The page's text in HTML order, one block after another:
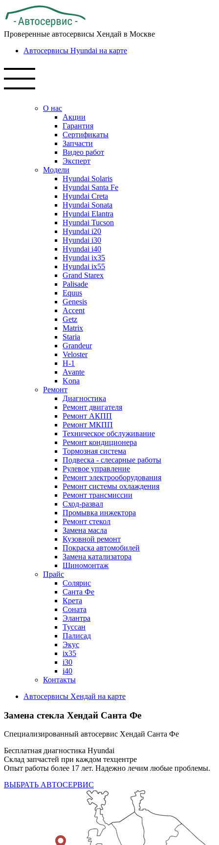
Проверенные автосервисы Хендай в Москве
Автосервисы Hyundai на карте
О нас
Акции
Гарантия
Сертификаты
Запчасти
Видео работ
Эксперт
Модели
Hyundai Solaris
Hyundai Santa Fe
Hyundai Creta
Hyundai Sonata
Hyundai Elantra
Hyundai Tucson
Hyundai i20
Hyundai i30
Hyundai i40
Hyundai ix35
Hyundai ix55
Grand Starex
Palisade
Equus
Genesis
Accent
Getz
Matrix
Staria
Grandeur
Veloster
H-1
Avante
Kona
Ремонт
Диагностика
Ремонт двигателя
Ремонт АКПП
Ремонт МКПП
Техническое обслуживание
Ремонт кондиционера
Тормозная система
Подвеска - слесарные работы
Рулевое управление
Ремонт электрооборудования
Ремонт системы охлаждения
Ремонт трансмиссии
Сход-развал
Промывка инжектора
Ремонт стекол
Замена масла
Кузовной ремонт
Покраска автомобилей
Замена катализатора
Шиномонтаж
Прайс
Солярис
Санта Фе
Крета
Соната
Элантра
Туссан
Палисад
Экус
ix35
i30
i40
Контакты
Автосервисы Хендай на карте
Замена стекла Хендай Санта Фе
Специализированный автосервис Хендай Санта Фе
Бесплатная диагностика Hyundai
Склад запчастей при каждом техцентре
Опыт работы более 17 лет. Надежно лечим любые проблемы.
ВЫБРАТЬ АВТОСЕРВИС